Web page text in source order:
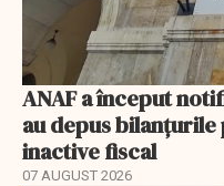
ANAF a început
au depus bilanțurile
inactive fiscal
07 AUGUST 2026